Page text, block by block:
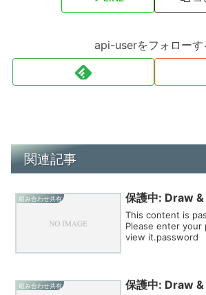
api-userをフォローす
関連記事
組み合わせ共有 保護中: Draw
This content is
Please enter
view it.password
組み合わせ共有 保護中: Draw